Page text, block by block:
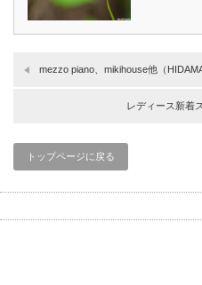
mezzo piano、mikihouse他（
レディース新着
トップページに戻る